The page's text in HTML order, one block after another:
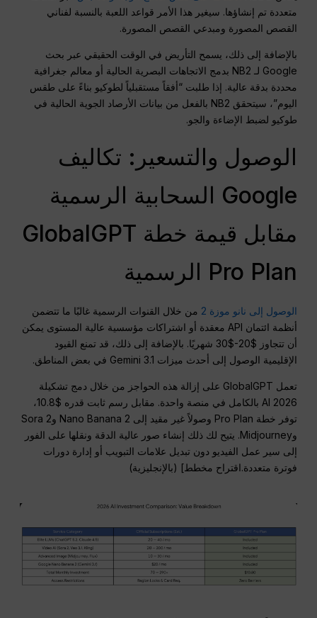
متعددة تم إنشاؤها. سيغير هذا الأمر قواعد اللعبة بالنسبة لفناني
القصص المصورة ومبدعي القصص المصورة.
بالإضافة إلى ذلك، يسمح التأريض في الوقت الحقيقي عبر بحث
Google لـ NB2 بدمج الاتجاهات البصرية الحالية أو معالم جغرافية
محددة بدقة عالية. إذا طلبت “أفقاً مستقبلياً لطوكيو بناءً على طقس
اليوم”، سيتحقق NB2 بالفعل من بيانات الأرصاد الجوية الحالية في
طوكيو لضبط الإضاءة والجو.
الوصول والتسعير: تكاليف
Google السحابية الرسمية
مقابل قيمة خطة GlobalGPT
Pro Plan الرسمية
الوصول إلى نانو موزة 2
من خلال القنوات الرسمية غالبًا ما تتضمن
أنظمة ائتمان API معقدة أو اشتراكات مؤسسية عالية المستوى يمكن
أن تتجاوز $20-$30 شهريًا. بالإضافة إلى ذلك، قد تمنع القيود
الإقليمية الوصول إلى أحدث ميزات Gemini 3.1 في بعض المناطق.
تعمل GlobalGPT على إزالة هذه الحواجز من خلال دمج تشكيلة
2026 AI بالكامل في منصة واحدة. مقابل رسم ثابت قدره $10.8،
توفر خطة Pro Plan وصولاً غير مقيد إلى Nano Banana 2 وSora 2
وMidjourney. يتيح لك ذلك إنشاء صور عالية الدقة ونقلها على الفور
إلى سير عمل الفيديو دون تبديل علامات التبويب أو إدارة دورات
فوترة متعددة.اقتراح مخطط] (بالإنجليزية)